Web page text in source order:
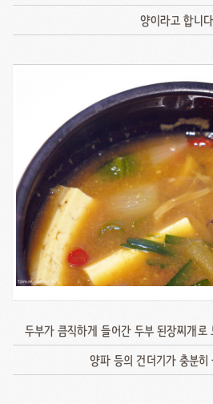
양이라고 합니
두부가 큼직하게 들어간 두부 된장찌개로
양파 등의 건더기가 충분히